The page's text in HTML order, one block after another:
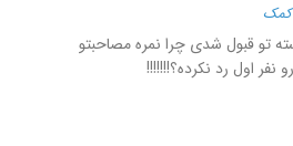
کمک
تو قبول شدی چرا نمره مصاحبتو
نفر اول رد نکرده؟!!!!!!!